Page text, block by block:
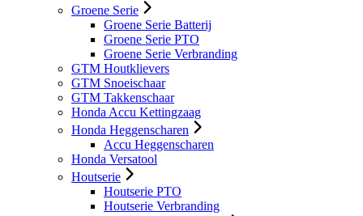
Groene Serie
Groene Serie Batterij
Groene Serie PTO
Groene Serie Verbranding
GTM Houtklievers
GTM Snoeischaar
GTM Takkenschaar
Honda Accu Kettingzaag
Honda Heggenscharen
Accu Heggenscharen
Honda Versatool
Houtserie
Houtserie PTO
Houtserie Verbranding